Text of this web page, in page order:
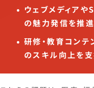
ウェブメディア
の魅力発信を推進
研修・教育コンテ
のスキル向上を